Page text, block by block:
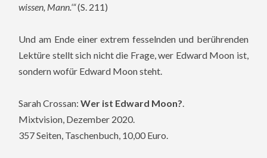
wissen, Mann.‘“(S. 211)
Und am Ende einer extrem fesselnden und berührenden
Lektüre stellt sich nicht die Frage, wer Edward Moon ist,
sondern wofür Edward Moon steht.
Sarah Crossan:Wer ist Edward Moon?.
Mixtvision, Dezember 2020.
357 Seiten, Taschenbuch, 10,00 Euro.